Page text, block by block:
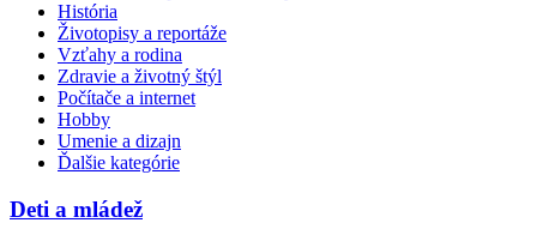
História
Životopisy a reportáže
Vzťahy a rodina
Zdravie a životný štýl
Počítače a internet
Hobby
Umenie a dizajn
Ďalšie kategórie
Deti a mládež